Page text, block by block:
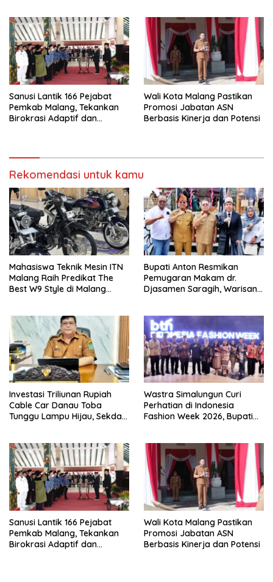
Sanusi Lantik 166 Pejabat
Pemkab Malang, Tekankan
Birokrasi Adaptif dan
Wali Kota Malang Pastikan
Promosi Jabatan ASN
Berbasis Kinerja dan Potensi
Rekomendasi untuk kamu
Mahasiswa Teknik Mesin ITN
Malang Raih Predikat The
Best W9 Style di Malang
Bupati Anton Resmikan
Pemugaran Makam dr.
Djasamen Saragih, Warisan
Mendatang
Investasi Triliunan Rupiah
Cable Car Danau Toba
Tunggu Lampu Hijau, Sekda
Wastra Simalungun Curi
Perhatian di Indonesia
Fashion Week 2026, Bupati
Sanusi Lantik 166 Pejabat
Pemkab Malang, Tekankan
Birokrasi Adaptif dan
Wali Kota Malang Pastikan
Promosi Jabatan ASN
Berbasis Kinerja dan Potensi